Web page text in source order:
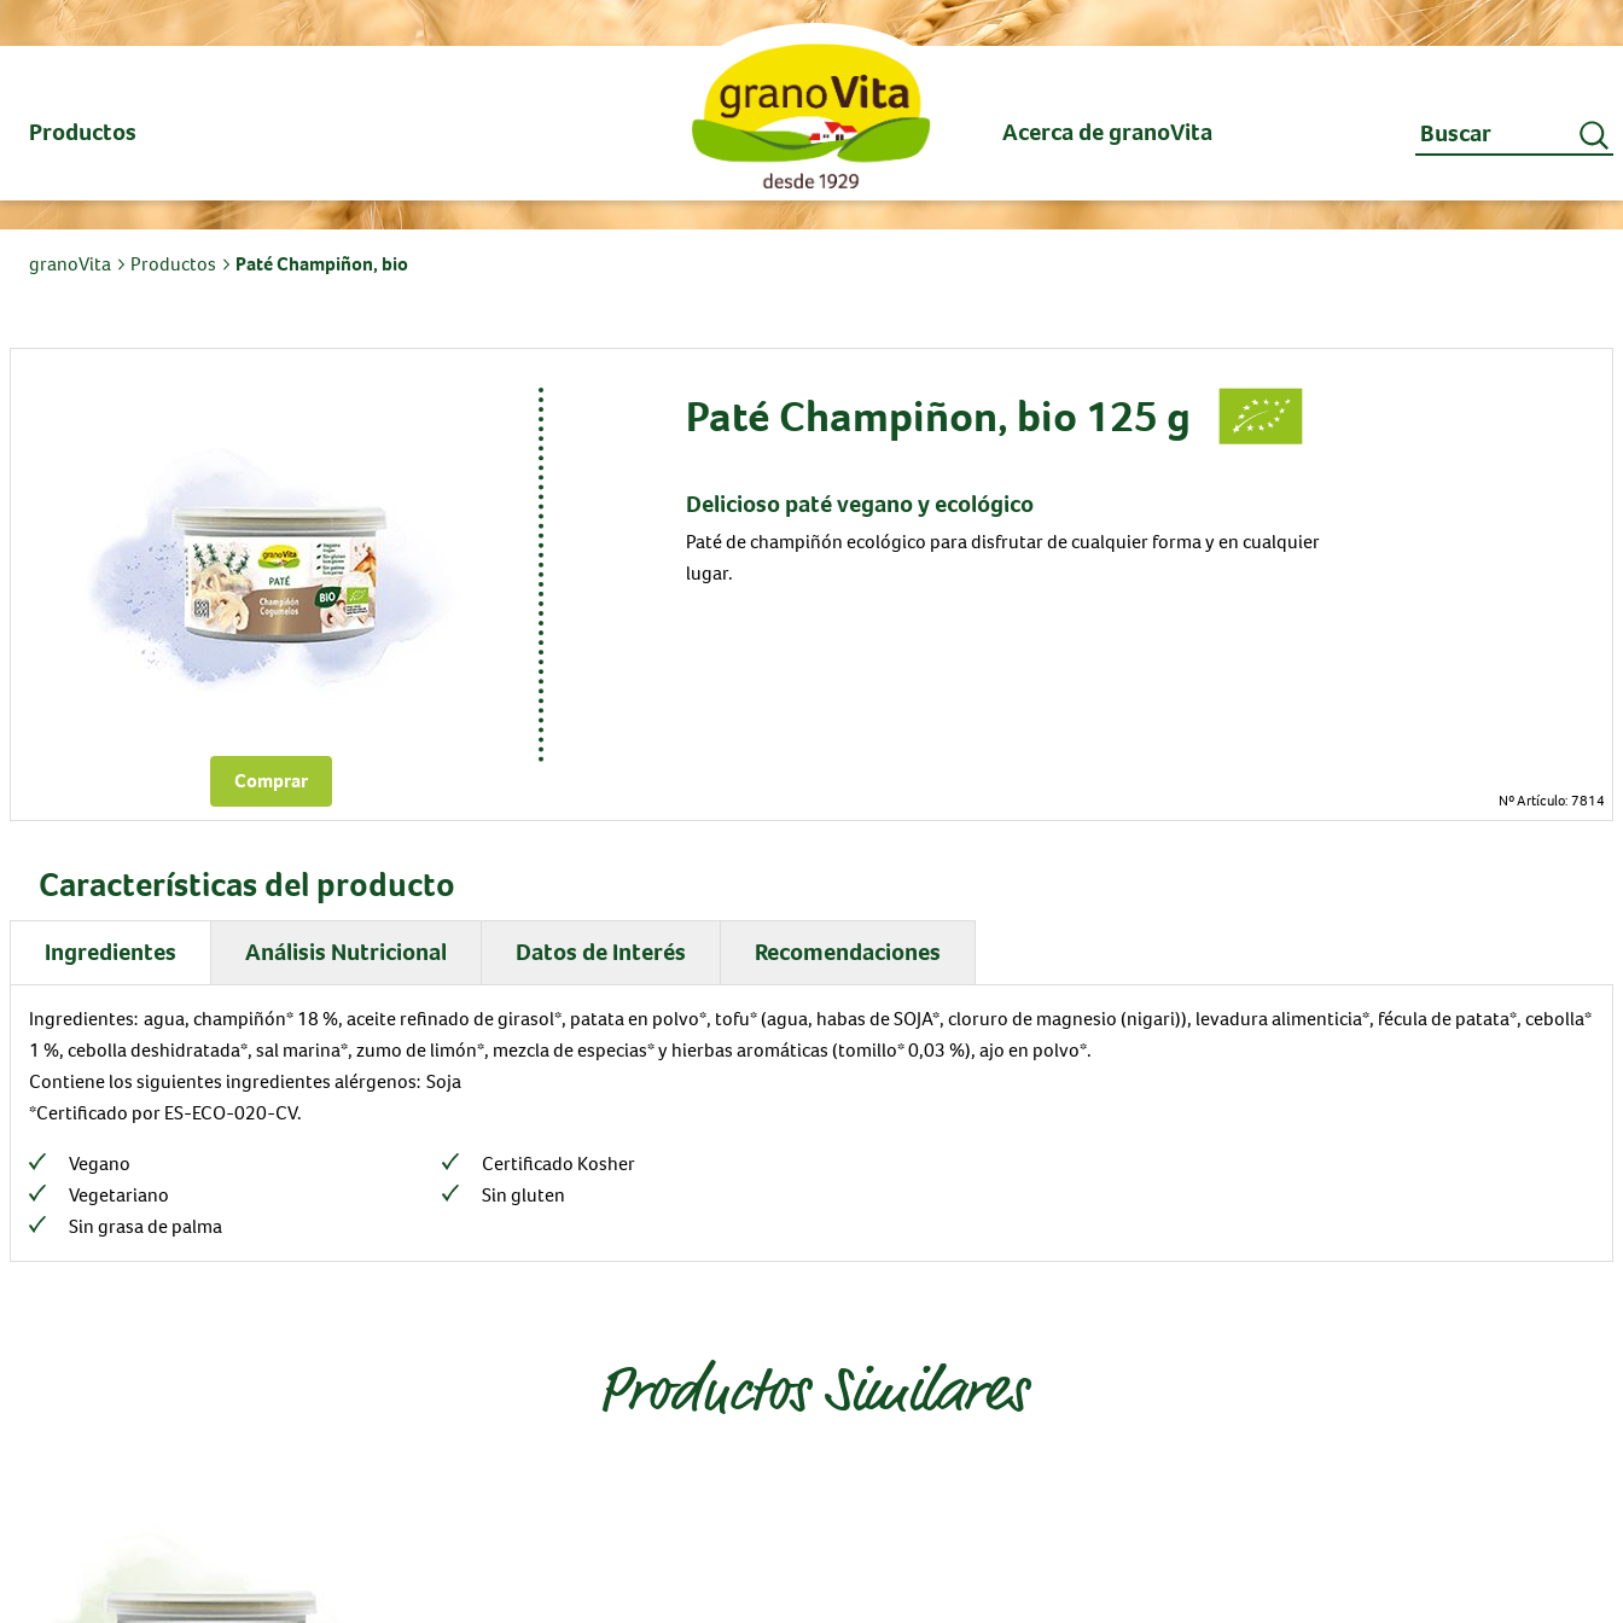
Productos Acerca de granoVita
granoVita Productos Paté Champiñon, bio
Comprar
Paté Champiñon, bio 125 g
Delicioso paté vegano y ecológico
Paté de champiñón ecológico para disfrutar de cualquier forma y en cualquier
lugar.
Nº Artículo:7814
Características del producto
Ingredientes Análisis Nutricional Datos de Interés Recomendaciones
Ingredientes: agua, champiñón* 18 %, aceite refinado de girasol*, patata en polvo*, tofu* (agua, habas de SOJA*, cloruro de magnesio (nigari)), levadura alimenticia*, fécula de patata*, cebolla*
1 %, cebolla deshidratada*, sal marina*, zumo de limón*, mezcla de especias* y hierbas aromáticas (tomillo* 0,03 %), ajo en polvo*.
Contiene los siguientes ingredientes alérgenos: Soja
*Certificado por ES-ECO-020-CV.
Vegano
Vegetariano
Sin grasa de palma
Certificado Kosher
Sin gluten
Productos Similares